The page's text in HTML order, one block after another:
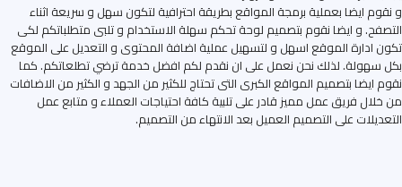
و نقوم ايضا بعملية برمجة المواقع بطريقة احترافية لتكون سهل و سريعة اثناء
التصفح. و ايضا نقوم بتصميم لوحة تحكم سهلة الاستخدام و تلبى متطلباتكم لكى
تكون ادارة الموقع اسهل و لتسهيل عملية اضافة المحتوى و التعديل على الموقع
بكل سهولة. لذلك نحن نعمل على ان نقدم لكم افضل خدمة ترضي تطلعاتكم. كما
نقوم ايضا بتصميم المواقع الكبرى التى تحتاج للكثير من الجهد و الكثير من الاضافات
من خلال فريق عمل مميز قادر على تلبية كافة احتياجات العملاء و متابع عمل
التعديلات على التصميم العميل بعد الانتهاء من التصميم.